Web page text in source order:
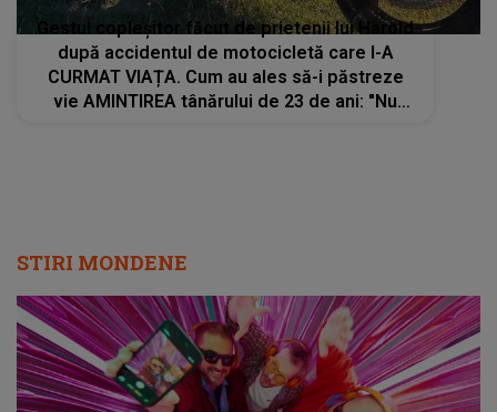
Gestul copleșitor făcut de prietenii lui Harold
după accidentul de motocicletă care I-A
CURMAT VIAȚA. Cum au ales să-i păstreze
vie AMINTIREA tânărului de 23 de ani: "Nu
STIRI MONDENE